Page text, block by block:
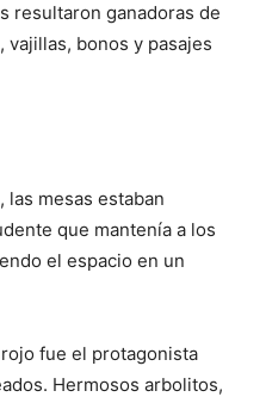
resultaron ganadoras de
bonos y pasajes
mesas estaban
que mantenía a los
el espacio en un
fue el protagonista
Hermosos arbolitos,